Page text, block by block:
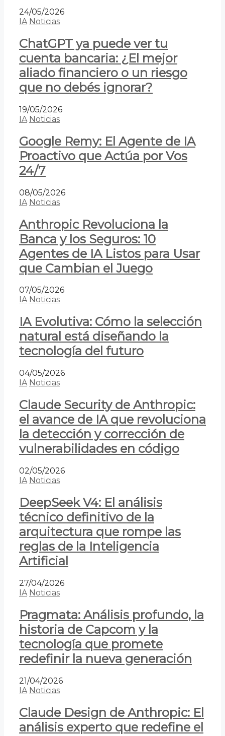
24/05/2026
IA Noticias
ChatGPT ya puede ver tu
cuenta bancaria: ¿El mejor
aliado financiero o un riesgo
que no debés ignorar?
19/05/2026
IA Noticias
Google Remy: El Agente de IA
Proactivo que Actúa por Vos
24/7
08/05/2026
IA Noticias
Anthropic Revoluciona la
Banca y los Seguros: 10
Agentes de IA Listos para Usar
que Cambian el Juego
07/05/2026
IA Noticias
IA Evolutiva: Cómo la selección
natural está diseñando la
tecnología del futuro
04/05/2026
IA Noticias
Claude Security de Anthropic:
el avance de IA que revoluciona
la detección y corrección de
vulnerabilidades en código
02/05/2026
IA Noticias
DeepSeek V4: El análisis
técnico definitivo de la
arquitectura que rompe las
reglas de la Inteligencia
Artificial
27/04/2026
IA Noticias
Pragmata: Análisis profundo, la
historia de Capcom y la
tecnología que promete
redefinir la nueva generación
21/04/2026
IA Noticias
Claude Design de Anthropic: El
análisis experto que redefine el